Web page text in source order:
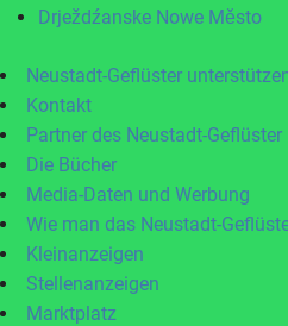
Drježdźanske Nowe Město
Neustadt-Geflüster
Kontakt
Partner des Neustadt-Geflüster
Die Bücher
Media-Daten und Werbung
Wie man das Neustadt-
Kleinanzeigen
Stellenanzeigen
Marktplatz